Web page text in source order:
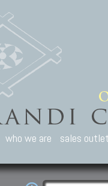
who we are sales